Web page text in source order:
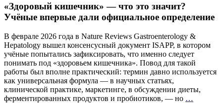
«Здоровый кишечник» — что это значит?
Учёные впервые дали официальное определение
В феврале 2026 года в Nature Reviews Gastroenterology &
Hepatology вышел консенсусный документ ISAPP, в котором
учёные попытались зафиксировать, что именно следует
понимать под «здоровьем кишечника». Повод для такой
работы был вполне практический: термин давно используется
как универсальная формула — в научных статьях,
клинической практике, маркетинге, в обсуждении диеты,
ферментированных продуктов и пробиотиков, — но …